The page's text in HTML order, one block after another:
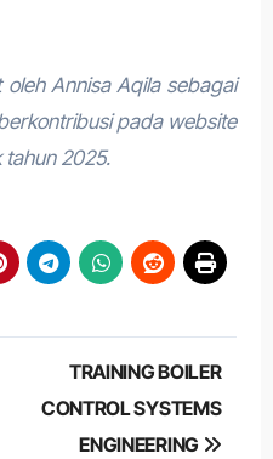
Annisa Aqila sebagai
pada website
2025.
TRAINING BOILER
CONTROL SYSTEMS
ENGINEERING